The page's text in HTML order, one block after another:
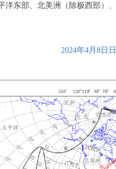
洋东部、北美洲（除极西部）
2024年4月8日